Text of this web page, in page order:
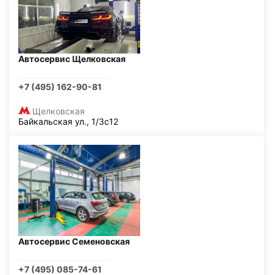
Автосервис Щелковская
+7 (495) 162-90-81
Щелковская
Байкальская ул., 1/3с12
Автосервис Семеновская
+7 (495) 085-74-61